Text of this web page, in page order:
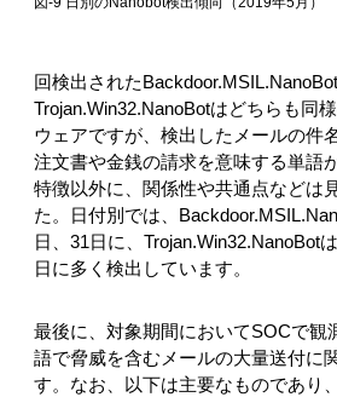
回検出されたBackdoor.MSIL.NanoBot
Trojan.Win32.NanoBotはどちらも同
ウェアですが、検出したメールの件
注文書や金銭の請求を意味する単語
特徴以外に、関係性や共通点などは
た。日付別では、
日、31日に、Trojan.Win32.NanoBot
日に多く検出しています。
最後に、対象期間においてSOCで観
語で脅威を含むメールの大量送付に
す。なお、以下は主要なものであり